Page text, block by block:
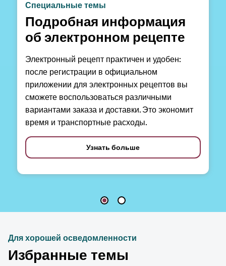
Специальные темы
Подробная информация
об электронном рецепте
Электронный рецепт практичен и удобен:
после регистрации в официальном
приложении для электронных рецептов вы
сможете воспользоваться различными
вариантами заказа и доставки. Это экономит
время и транспортные расходы.
Узнать больше
Для хорошей осведомленности
Избранные темы